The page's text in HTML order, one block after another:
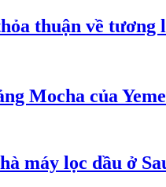
thuận về tương
Mocha của
máy lọc dầu ở